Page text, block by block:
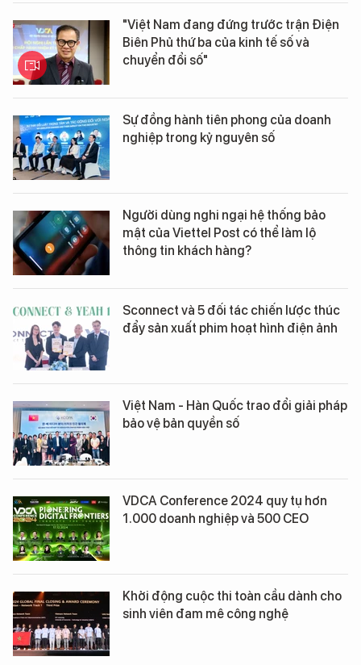
"Việt Nam đang đứng trước trận Điện
Biên Phủ thứ ba của kinh tế số và
chuyển đổi số"
Sự đồng hành tiên phong của doanh
nghiệp trong kỷ nguyên số
Người dùng nghi ngại hệ thống bảo
mật của Viettel Post có thể làm lộ
thông tin khách hàng?
Sconnect và 5 đối tác chiến lược thúc
đẩy sản xuất phim hoạt hình điện ảnh
Việt Nam - Hàn Quốc trao đổi giải pháp
bảo vệ bản quyền số
VDCA Conference 2024 quy tụ hơn
1.000 doanh nghiệp và 500 CEO
Khởi động cuộc thi toàn cầu dành cho
sinh viên đam mê công nghệ